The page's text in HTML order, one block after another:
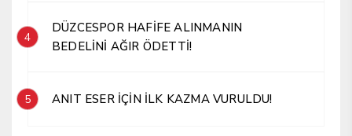
4
DÜZCESPOR HAFİFE ALINMANIN
BEDELİNİ AĞIR ÖDETTİ!
5 ANIT ESER İÇİN İLK KAZMA VURULDU!